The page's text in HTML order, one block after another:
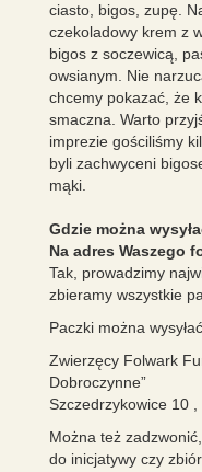
ciasto, bigos, zupę.
czekoladowy krem z
bigos z soczewicą,
owsianym. Nie
chcemy pokazać, że
smaczna. Warto
imprezie gościliśmy
byli zachwyceni
mąki.
Gdzie można
Na adres Waszego
Tak, prowadzimy
zbieramy wszystkie
Paczki można
Zwierzęcy Folwark
Dobroczynne”
Szczedrzykowice 10
Można też
do inicjatywy czy